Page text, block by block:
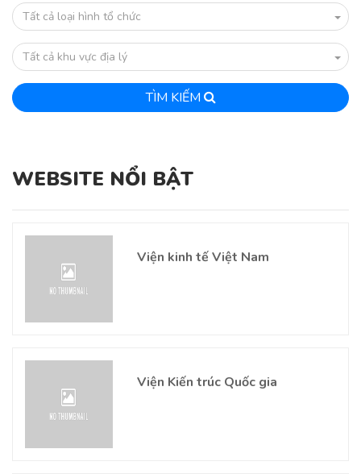
Tất cả loại hình tổ chức
Tất cả khu vực địa lý
TÌM KIẾM
WEBSITE NỔI BẬT
Viện kinh tế Việt Nam
Viện Kiến trúc Quốc gia